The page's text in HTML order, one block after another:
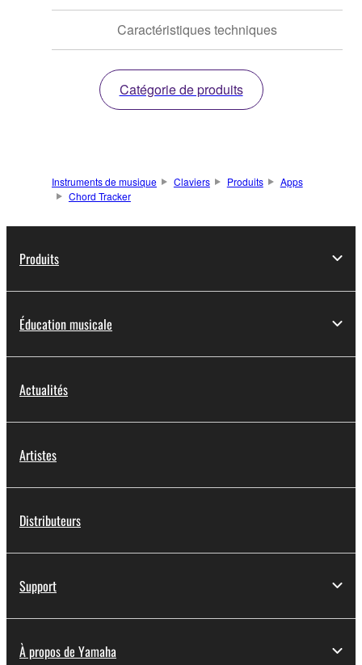
Caractéristiques techniques
Catégorie de produits
Instruments de musique Claviers Produits
Apps
Chord Tracker
Produits
Éducation musicale
Actualités
Artistes
Distributeurs
Support
À propos de Yamaha